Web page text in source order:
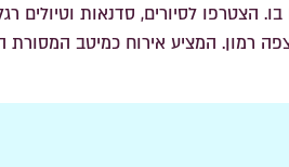
לסיורים, סדנאות וטיולים
רמון. המציע אירוח כמיטב